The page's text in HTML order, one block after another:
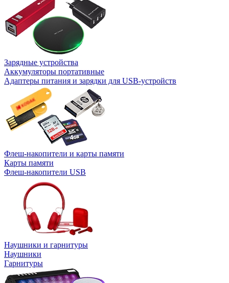
Зарядные устройства
Аккумуляторы портативные
Адаптеры питания и зарядки для USB-устройств
Флеш-накопители и карты памяти
Карты памяти
Флеш-накопители USB
Наушники и гарнитуры
Наушники
Гарнитуры